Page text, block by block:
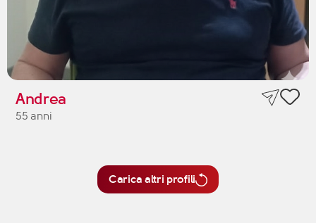
Andrea
55 anni
Carica altri profili